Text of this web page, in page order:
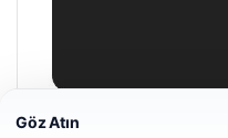
Göz Atın